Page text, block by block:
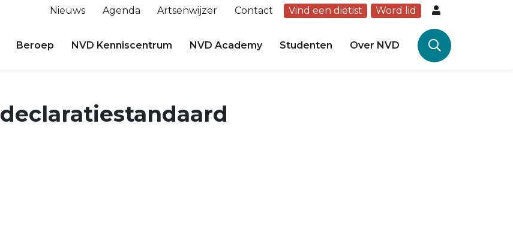
Nieuws Agenda Artsenwijzer Contact Vind een diëtist Word lid
Beroep NVD Kenniscentrum NVD Academy Studenten Over NVD